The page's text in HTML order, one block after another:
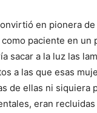
en pionera
paciente en un
sacar a la luz las
a las que esas
de ellas ni siquiera
eran